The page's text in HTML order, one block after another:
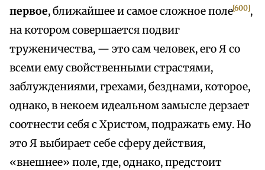
первое, ближайшее и самое сложное поле[600],
на котором совершается подвиг
труженичества, — это сам человек, его Я со
всеми ему свойственными страстями,
заблуждениями, грехами, безднами, которое,
однако, в некоем идеальном замысле дерзает
соотнести себя с Христом, подражать ему. Но
это Я выбирает себе сферу действия,
«внешнее» поле, где, однако, предстоит